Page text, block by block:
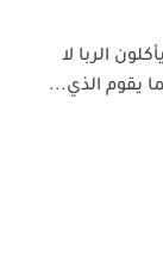
الربا لا
يقوم الذي...